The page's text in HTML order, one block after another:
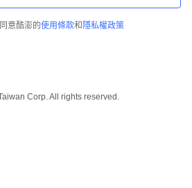
意酷澎的使用條款和 隱私權政策
Corp. All rights reserved.